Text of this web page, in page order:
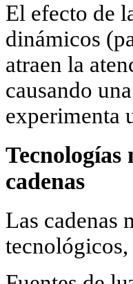
El efecto de
dinámicos
atraen la
causando
experimenta
cadenas
Las cadenas
tecnológicos,